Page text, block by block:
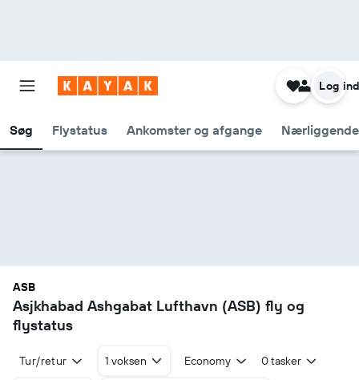
Søg Flystatus Ankomster og afgange
Log
ASB
Asjkhabad Ashgabat Lufthavn (ASB) fly og
flystatus
Tur/retur 1 voksen Economy 0 tasker